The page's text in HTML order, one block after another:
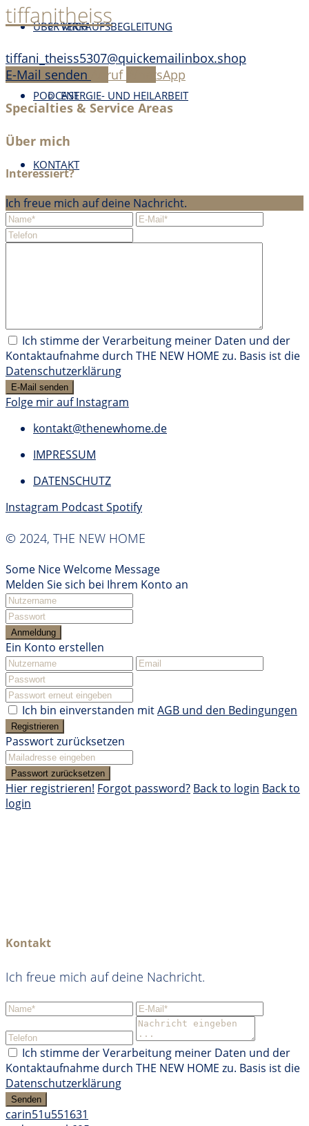
VERKAUFSBEGLEITUNG
ENERGIE- UND HEILARBEIT
ÜBER MICH
PODCAST
KONTAKT
tiffanitheiss
tiffani_theiss5307@quickemailinbox.shop
E-Mail senden
Anruf
WhatsApp
Specialties & Service Areas
Über mich
Interessiert?
Ich freue mich auf deine Nachricht.
Ich stimme der Verarbeitung meiner Daten und der
Kontaktaufnahme durch THE NEW HOME zu. Basis ist die
Datenschutzerklärung
Folge mir auf Instagram
kontakt@thenewhome.de
IMPRESSUM
DATENSCHUTZ
Instagram PodcastSpotify
© 2024, THE NEW HOME
Some Nice Welcome Message
Melden Sie sich bei Ihrem Konto an
Anmeldung
Ein Konto erstellen
Ich bin einverstanden mitAGB und den Bedingungen
Registrieren
Passwort zurücksetzen
Passwort zurücksetzen
Hier registrieren! Forgot password? Back to login Back to
login
Kontakt
Ich freue mich auf deine Nachricht.
Ich stimme der Verarbeitung meiner Daten und der
Kontaktaufnahme durch THE NEW HOME zu. Basis ist die
Datenschutzerklärung
Senden
carin51u551631